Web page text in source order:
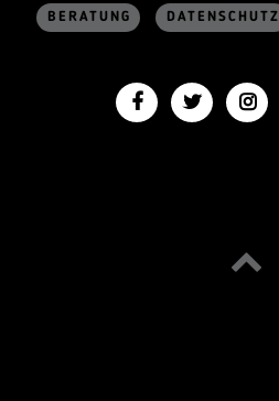
BERATUNG DATENSCHUTZ